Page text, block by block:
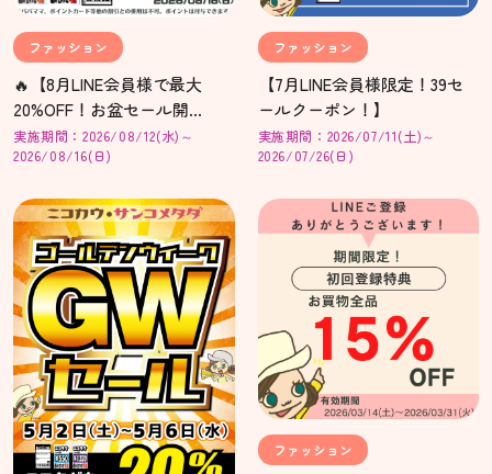
ファッション
🔥【8月LINE会員様で最大
20%OFF！お盆セール開
催！】🔥
実施期間：2026/08/12(水)～
2026/08/16(日)
ファッション
【7月LINE会員様限定！39セ
ールクーポン！】
実施期間：2026/07/11(土)～
2026/07/26(日)
ファッション